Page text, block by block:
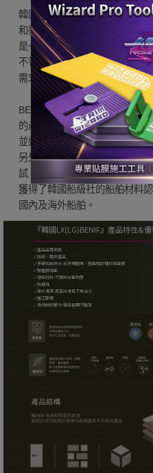
韓國LX(LG)BENIF室內裝潢膜
和黏膠劑等成分進行開發，
是一款對環境相當友善的建築
不管是辦公室、學校、托兒所
需求的環保室內裝潢膜。
BENIF室內裝潢膜 是在
的產品，
並通過了韓國消防研究院的嚴
另外也通過了韓國海洋設備研
試，
獲得了韓國船級社的船舶材料
國內及海外船舶。
『韓國LX(LG)BENIF』產品特性&
✓ 產品品質保證
✓ 防焰、阻燃產品
✓ 多樣化的設計-有多種圖案、顏色和紋理可供選擇
✓ 耐磨損性能
✓ 環保材料-不釋放有害物質
✓ 防潮性
✓ 易於清潔-表面光滑且不易沾污
✓ 施工簡單
✓ 良好的附著力-確保長期不脫落